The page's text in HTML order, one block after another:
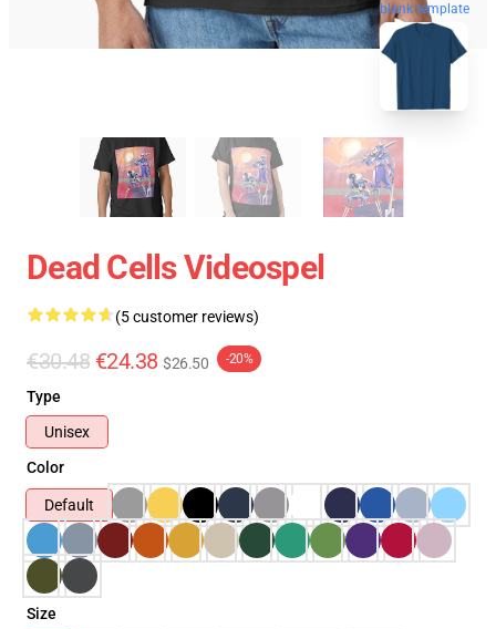
blank template
Dead Cells Videospel
(5 customer reviews)
€30.48 €24.38 $26.50 -20%
Type
Unisex
Color
Default
Size